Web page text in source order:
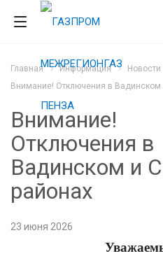
Главная Информация
Новости
Внимание! Отключения в Вадинском
Внимание!
Отключения в
Вадинском и
районах
23 июня 2026